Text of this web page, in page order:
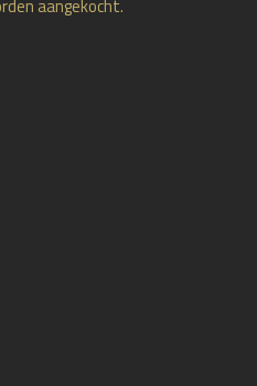
aangekocht.